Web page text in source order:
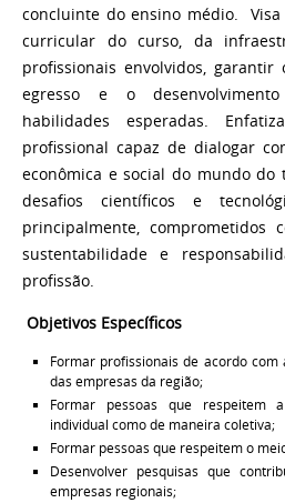
concluinte do ensino médio.
curricular do curso, da
profissionais envolvidos,
egresso e o
habilidades esperadas.
profissional capaz de dialogar
econômica e social do mundo do
desafios científicos e
principalmente, comprometidos
sustentabilidade e
profissão.
Objetivos Específicos
Formar profissionais de acordo com
das empresas da região;
Formar pessoas que respeitem
individual como de maneira coletiva;
Formar pessoas que respeitem o
Desenvolver pesquisas que
empresas regionais;